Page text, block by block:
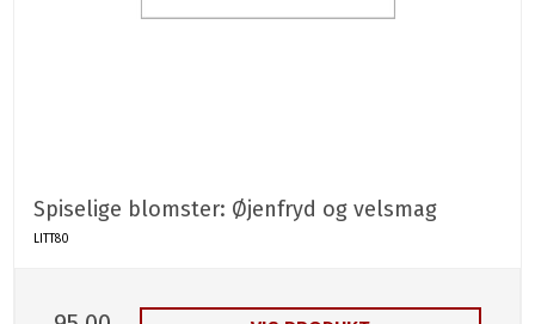
Spiselige blomster: Øjenfryd og velsmag
LITT80